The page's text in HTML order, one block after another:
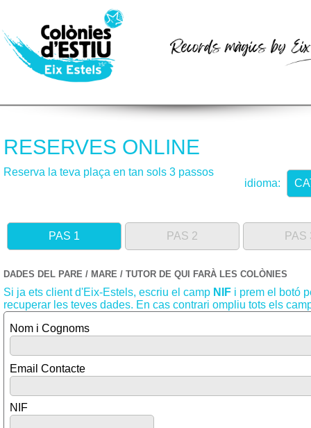
RESERVES ONLINE
Reserva la teva plaça en tan sols 3 passos
idioma:
PAS 1 PAS 2 PAS
DADES DEL PARE / MARE / TUTOR DE QUI FARÀ LES COLÒNIES
Si ja ets client d'Eix-Estels, escriu el camp NIF i prem el botó
recuperar les teves dades. En cas contrari ompliu tots els
Nom i Cognoms
Email Contacte
NIF